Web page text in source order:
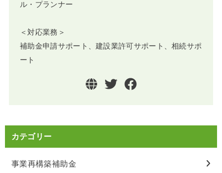
ル・プランナー
＜対応業務＞
補助金申請サポート、建設業許可サポート、相続サポ
ート
カテゴリー
事業再構築補助金